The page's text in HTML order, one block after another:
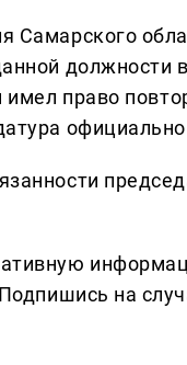
Самарского
должности
право
на